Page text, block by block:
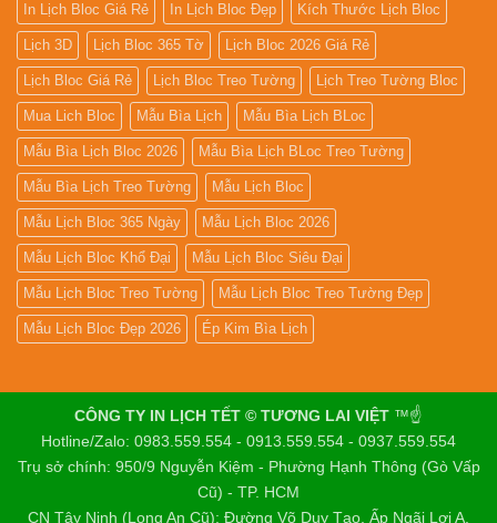
In Lịch Bloc Giá Rẻ In Lịch Bloc Đẹp Kích Thước Lịch Bloc
Lịch 3D Lịch Bloc 365 Tờ Lịch Bloc 2026 Giá Rẻ
Lịch Bloc Giá Rẻ Lịch Bloc Treo Tường Lịch Treo Tường Bloc
Mua Lich Bloc Mẫu Bìa Lịch Mẫu Bìa Lịch BLoc
Mẫu Bìa Lịch Bloc 2026 Mẫu Bìa Lịch BLoc Treo Tường
Mẫu Bìa Lịch Treo Tường Mẫu Lịch Bloc
Mẫu Lịch Bloc 365 Ngày Mẫu Lịch Bloc 2026
Mẫu Lịch Bloc Khổ Đại Mẫu Lịch Bloc Siêu Đại
Mẫu Lịch Bloc Treo Tường Mẫu Lịch Bloc Treo Tường Đẹp
Mẫu Lịch Bloc Đẹp 2026 Ép Kim Bìa Lịch
CÔNG TY IN LỊCH TẾT © TƯƠNG LAI VIỆT ™☝️
Hotline/Zalo: 0983.559.554 - 0913.559.554 - 0937.559.554
Trụ sở chính: 950/9 Nguyễn Kiệm - Phường Hạnh Thông (Gò Vấp
Cũ) - TP. HCM
CN Tây Ninh (Long An Cũ): Đường Võ Duy Tạo, Ấp Ngãi Lợi A,